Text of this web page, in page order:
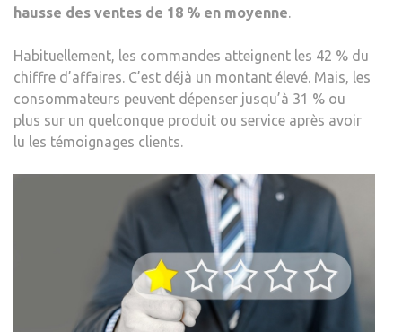
hausse des ventes de 18 % en moyenne.
Habituellement, les commandes atteignent les 42 % du
chiffre d’affaires. C’est déjà un montant élevé. Mais, les
consommateurs peuvent dépenser jusqu’à 31 % ou
plus sur un quelconque produit ou service après avoir
lu les témoignages clients.